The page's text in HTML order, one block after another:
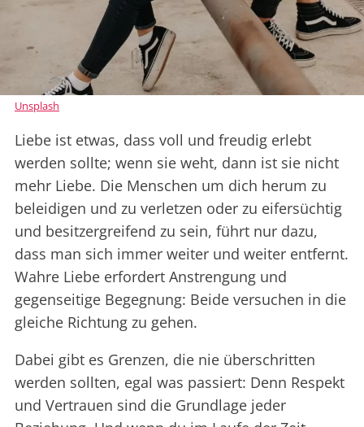
Unsplash
Liebe ist etwas, dass voll und freudig erlebt
werden sollte; wenn sie weht, dann ist sie nicht
mehr Liebe. Die Menschen um dich herum zu
beleidigen und zu verletzen oder zu eifersüchtig
und besitzergreifend zu sein, führt nur dazu,
dass man sich immer weiter und weiter entfernt.
Wahre Liebe erfordert Anstrengung und
gegenseitige Begegnung: Beide versuchen in die
gleiche Richtung zu gehen.
Dabei gibt es Grenzen, die nie überschritten
werden sollten, egal was passiert: Denn Respekt
und Vertrauen sind die Grundlage jeder